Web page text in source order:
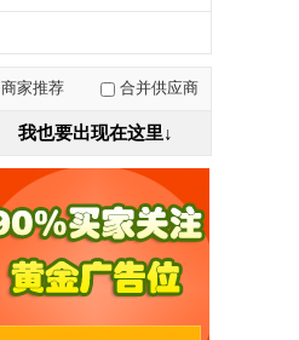
商家推荐 合并供应商
我也要出现在这里↓